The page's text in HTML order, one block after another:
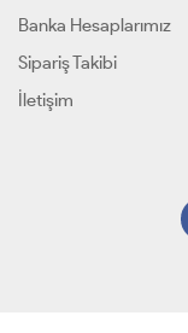
Banka Hesaplarımız
Sipariş Takibi
İletişim